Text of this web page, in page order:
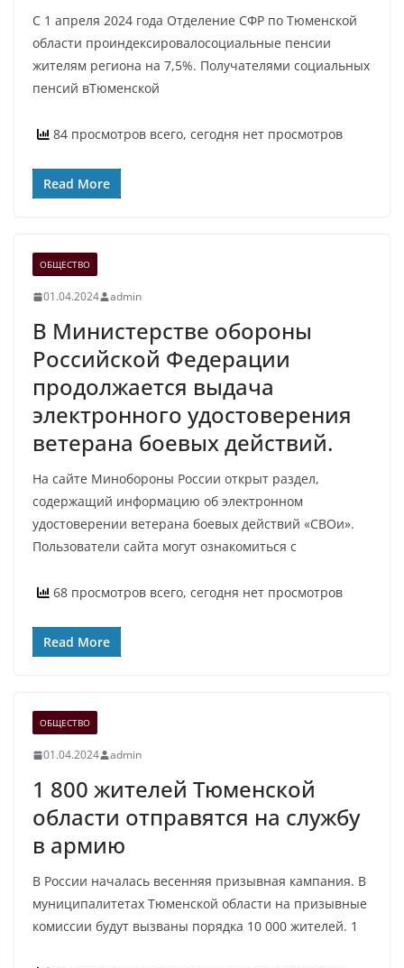
С 1 апреля 2024 года Отделение СФР по Тюменской
области проиндексировалосоциальные пенсии
жителям региона на 7,5%. Получателями социальных
пенсий вТюменской
84 просмотров всего, сегодня нет просмотров
Read More
ОБЩЕСТВО
01.04.2024 admin
В Министерстве обороны
Российской Федерации
продолжается выдача
электронного удостоверения
ветерана боевых действий.
На сайте Минобороны России открыт раздел,
содержащий информацию об электронном
удостоверении ветерана боевых действий «СВОи».
Пользователи сайта могут ознакомиться с
68 просмотров всего, сегодня нет просмотров
Read More
ОБЩЕСТВО
01.04.2024 admin
1 800 жителей Тюменской
области отправятся на службу
в армию
В России началась весенняя призывная кампания. В
муниципалитетах Тюменской области на призывные
комиссии будут вызваны порядка 10 000 жителей. 1